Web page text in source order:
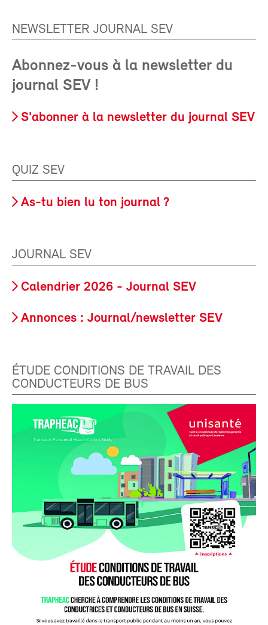
NEWSLETTER JOURNAL SEV
Abonnez-vous à la newsletter du
journal SEV !
S'abonner à la newsletter du journal SEV
QUIZ SEV
As-tu bien lu ton journal ?
JOURNAL SEV
Calendrier 2026 - Journal SEV
Annonces : Journal/newsletter SEV
ÉTUDE CONDITIONS DE TRAVAIL DES
CONDUCTEURS DE BUS